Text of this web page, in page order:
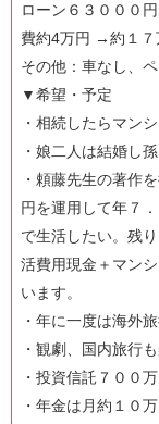
ローン６３０００
費約4万円 →約１７
その他：車なし、
▼希望・予定
・相続したらマン
・娘二人は結婚し
・頼藤先生の著作
円を運用して年７
で生活したい。残
活費用現金＋マン
います。
・年に一度は海外旅
・観劇、国内旅行
・投資信託７００
・年金は月約１０